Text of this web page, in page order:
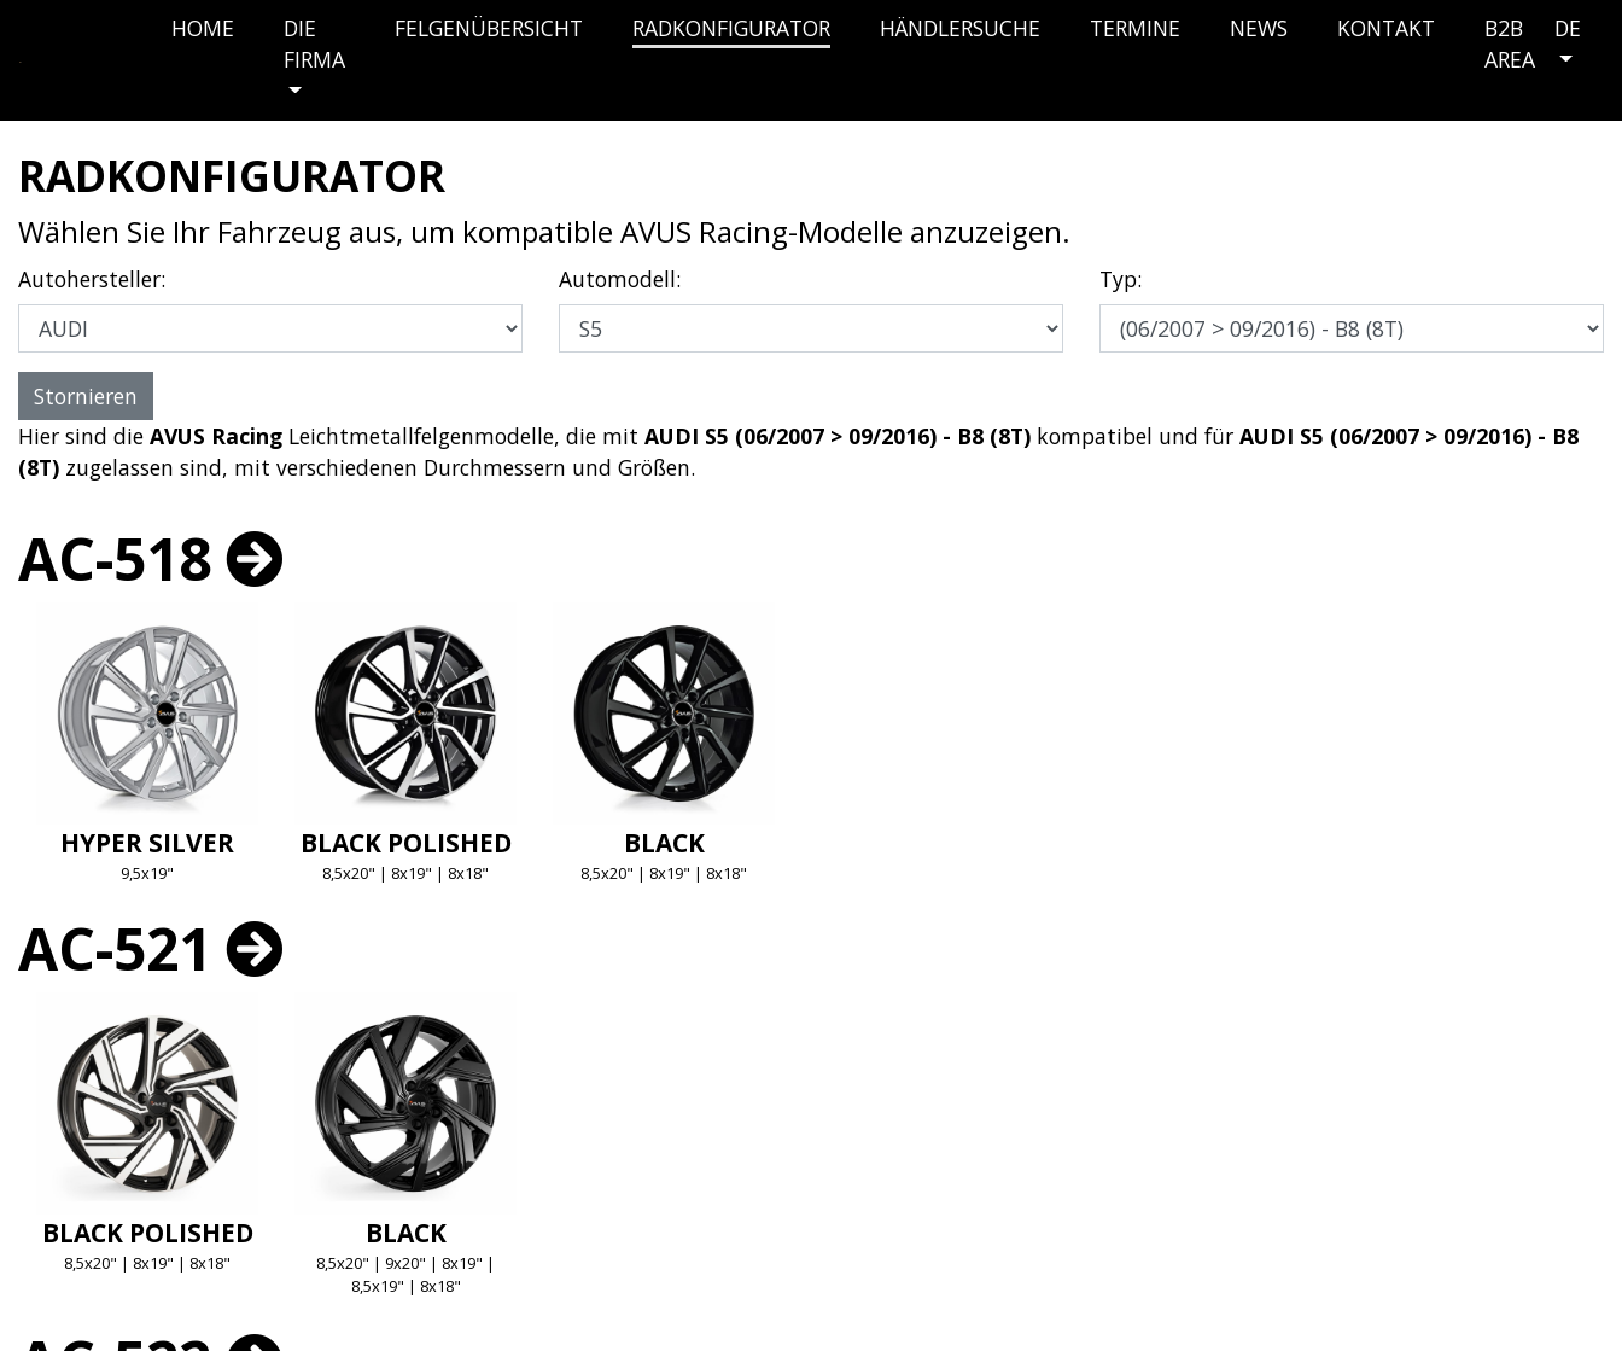
HOME
DIE
FIRMA
FELGENÜBERSICHT RADKONFIGURATOR HÄNDLERSUCHE TERMINE NEWS KONTAKT
B2B
AREA
DE
RADKONFIGURATOR
Wählen Sie Ihr Fahrzeug aus, um kompatible AVUS Racing-Modelle anzuzeigen.
Autohersteller: Automodell: Typ:
Hier sind die AVUS Racing Leichtmetallfelgenmodelle, die mit AUDI S5 (06/2007 > 09/2016) - B8 (8T) kompatibel und für AUDI S5 (06/2007 > 09/2016) - B8
(8T) zugelassen sind, mit verschiedenen Durchmessern und Größen.
AC-518
HYPER SILVER
9,5x19"
BLACK POLISHED
8,5x20" | 8x19" | 8x18"
BLACK
8,5x20" | 8x19" | 8x18"
AC-521
BLACK POLISHED
8,5x20" | 8x19" | 8x18"
BLACK
8,5x20" | 9x20" | 8x19" |
8,5x19" | 8x18"